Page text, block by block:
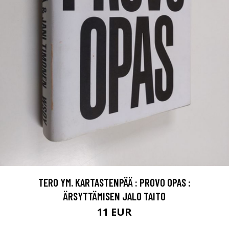
TERO YM. KARTASTENPÄÄ : PROVO OPAS :
ÄRSYTTÄMISEN JALO TAITO
11 EUR